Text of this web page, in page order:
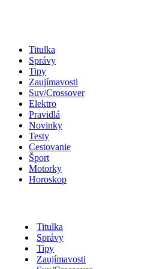
Titulka
Správy
Tipy
Zaujímavosti
Suv/Crossover
Elektro
Pravidlá
Novinky
Testy
Cestovanie
Šport
Motorky
Horoskop
Titulka
Správy
Tipy
Zaujímavosti